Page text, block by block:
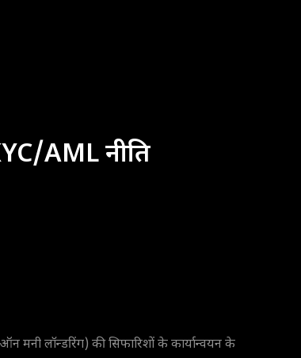
AML नीति
मनी लॉन्डरिंग) की सिफारिशों के कार्यान्वयन के